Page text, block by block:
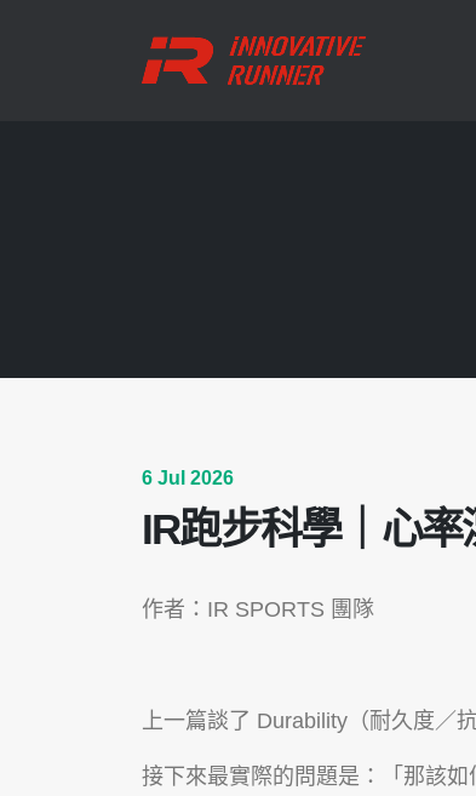
6 Jul 2026
IR跑步科學｜心
作者：IR SPORTS 團隊
上一篇談了 Durability（耐久度／
接下來最實際的問題是：「那該如